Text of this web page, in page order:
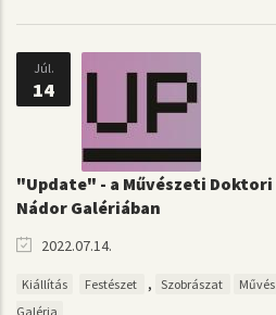
Júl.
14
"Update" - a Művészeti
Nádor Galériában
2022.07.14.
Kiállítás Festészet , Szobrászat
Galéria